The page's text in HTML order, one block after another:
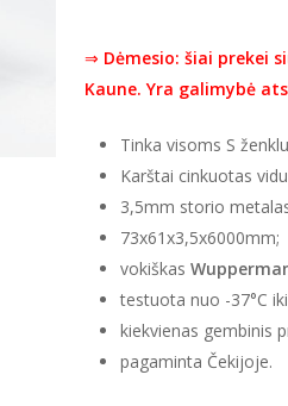
⇒ Dėmesio: šiai prekei
Kaune.Yra galimybė
Tinka visoms S
Karštai cinkuotas
3,5mm storio
73x61x3,5x6000mm;
vokiškas
testuota nuo -37°C
kiekvienas gembinis
pagaminta Čekijoje.